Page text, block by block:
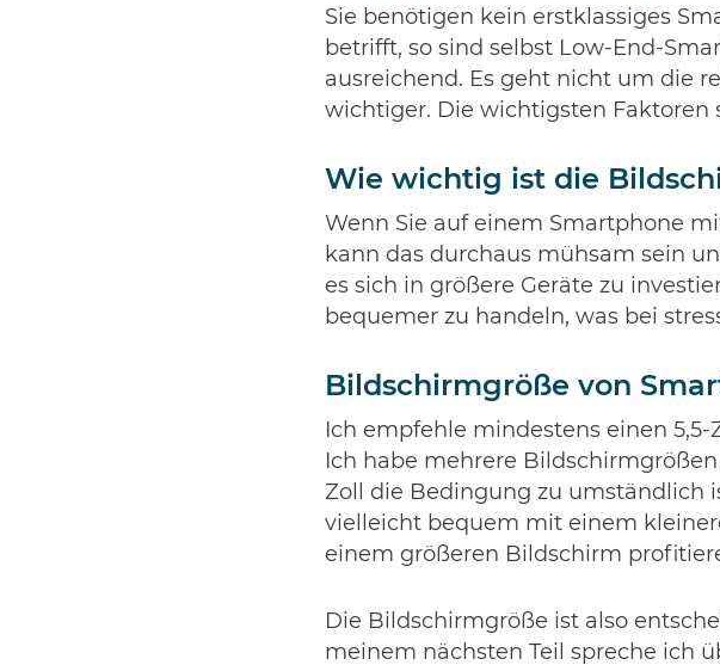
Sie benötigen kein erstklassiges
betrifft, so sind selbst Low-End-
ausreichend. Es geht nicht um die
wichtiger. Die wichtigsten
Wie wichtig ist die
Wenn Sie auf einem Smartphone
kann das durchaus mühsam sein
es sich in größere Geräte zu
bequemer zu handeln, was bei
Bildschirmgröße von
Ich empfehle mindestens einen
Ich habe mehrere
Zoll die Bedingung zu umständlich
vielleicht bequem mit einem
einem größeren Bildschirm
Die Bildschirmgröße ist also
meinem nächsten Teil spreche ich